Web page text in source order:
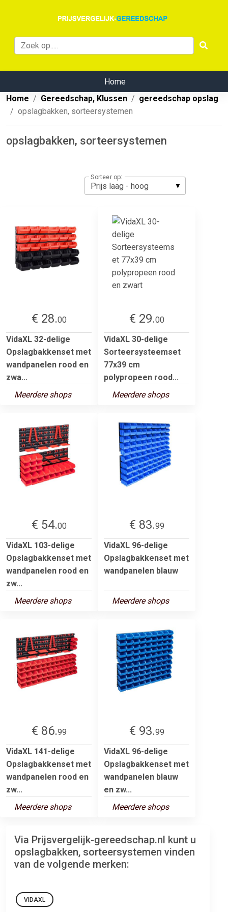
Home
Home
Gereedschap, Klussen
gereedschap opslag
opslagbakken, sorteersystemen
opslagbakken, sorteersystemen
Sorteer op:
€ 28.00
VidaXL 32-delige
Opslagbakkenset met
wandpanelen rood en
zwa...
Meerdere shops
€ 29.00
VidaXL 30-delige
Sorteersysteemset
77x39 cm
polypropeen rood...
Meerdere shops
€ 54.00
VidaXL 103-delige
Opslagbakkenset met
wandpanelen rood en
zw...
Meerdere shops
€ 83.99
VidaXL 96-delige
Opslagbakkenset met
wandpanelen blauw
Meerdere shops
€ 86.99
VidaXL 141-delige
Opslagbakkenset met
wandpanelen rood en
zw...
Meerdere shops
€ 93.99
VidaXL 96-delige
Opslagbakkenset met
wandpanelen blauw
en zw...
Meerdere shops
Via Prijsvergelijk-gereedschap.nl kunt u
opslagbakken, sorteersystemen vinden
van de volgende merken:
VIDAXL